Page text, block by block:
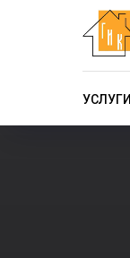
УСЛУГИ